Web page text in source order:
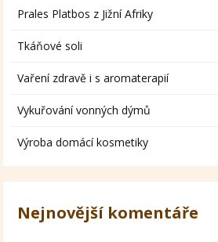
Prales Platbos z Jižní Afriky
Tkáňové soli
Vaření zdravě i s aromaterapií
Vykuřování vonných dýmů
Výroba domácí kosmetiky
Nejnovější komentáře